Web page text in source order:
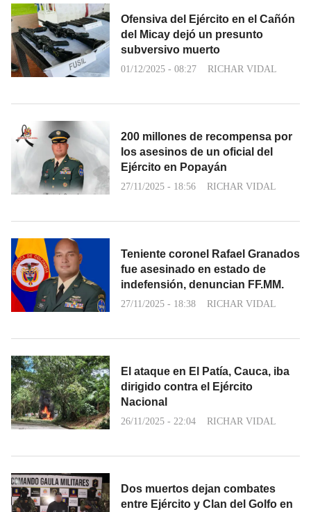
Ofensiva del Ejército en el Cañón
del Micay dejó un presunto
subversivo muerto
01/12/2025 - 08:27 RICHAR VIDAL
200 millones de recompensa por
los asesinos de un oficial del
Ejército en Popayán
27/11/2025 - 18:56 RICHAR VIDAL
Teniente coronel Rafael Granados
fue asesinado en estado de
indefensión, denuncian FF.MM.
27/11/2025 - 18:38 RICHAR VIDAL
El ataque en El Patía, Cauca, iba
dirigido contra el Ejército
Nacional
26/11/2025 - 22:04 RICHAR VIDAL
Dos muertos dejan combates
entre Ejército y Clan del Golfo en